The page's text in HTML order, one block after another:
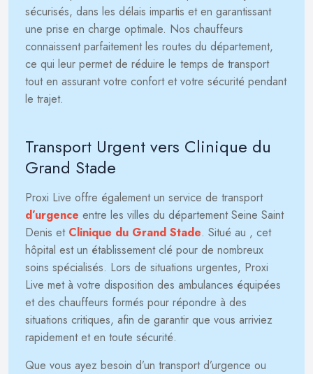
sécurisés, dans les délais impartis et en garantissant
une prise en charge optimale. Nos chauffeurs
connaissent parfaitement les routes du département,
ce qui leur permet de réduire le temps de transport
tout en assurant votre confort et votre sécurité pendant
le trajet.
Transport Urgent vers Clinique du
Grand Stade
Proxi Live offre également un service de transport
d’urgence entre les villes du département Seine Saint
Denis et Clinique du Grand Stade. Situé au , cet
hôpital est un établissement clé pour de nombreux
soins spécialisés. Lors de situations urgentes, Proxi
Live met à votre disposition des ambulances équipées
et des chauffeurs formés pour répondre à des
situations critiques, afin de garantir que vous arriviez
rapidement et en toute sécurité.
Que vous ayez besoin d’un transport d’urgence ou